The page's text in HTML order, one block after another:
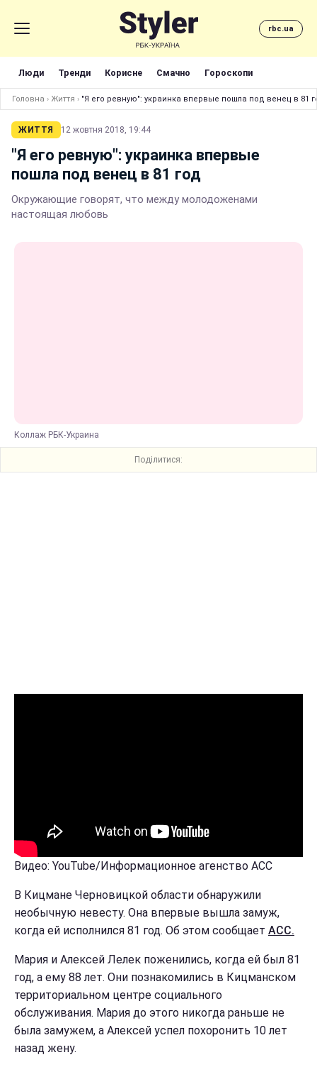
rbc.ua
Люди Тренди Корисне Смачно Гороскопи
Головна › Життя › "Я его ревную": украинка впервые пошла под венец в 81
ЖИТТЯ 12 жовтня 2018, 19:44
"Я его ревную": украинка впервые
пошла под венец в 81 год
Окружающие говорят, что между молодоженами
настоящая любовь
Коллаж РБК-Украина
Поділитися:
Видео: YouTube/Информационное агенство АСС
В Кицмане Черновицкой области обнаружили
необычную невесту. Она впервые вышла замуж,
когда ей исполнился 81 год. Об этом сообщает АСС.
Мария и Алексей Лелек поженились, когда ей был 81
год, а ему 88 лет. Они познакомились в Кицманском
территориальном центре социального
обслуживания. Мария до этого никогда раньше не
была замужем, а Алексей успел похоронить 10 лет
назад жену.